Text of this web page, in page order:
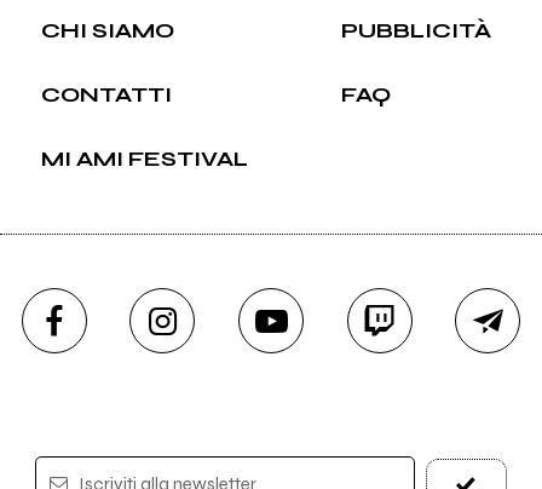
CHI SIAMO PUBBLICITÀ
CONTATTI FAQ
MI AMI FESTIVAL
Iscriviti alla newsletter